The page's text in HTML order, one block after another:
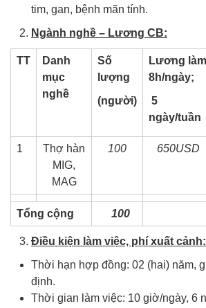
tim, gan, bệnh mãn tính.
Ngành nghề – Lương CB:
TT
Danh
mục
nghề
Số
lượng
(người)
Lương làm
8h/ngày;
5
ngày/tuần
1
Thợ hàn
MIG,
MAG
100 650USD
Tổng cộng 100
Điều kiện làm việc, phí xuất cảnh:
Thời hạn hợp đồng: 02 (hai) năm,
định.
Thời gian làm việc: 10 giờ/ngày, 6